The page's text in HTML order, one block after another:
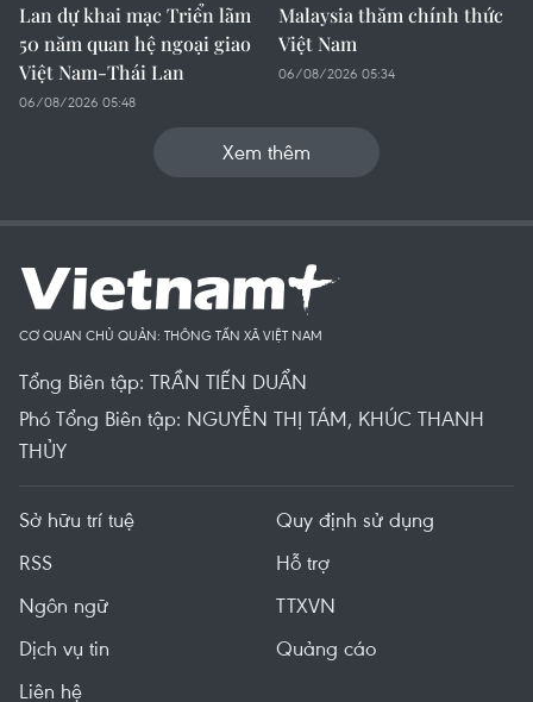
Lan dự khai mạc Triển lãm
50 năm quan hệ ngoại giao
Việt Nam-Thái Lan
06/08/2026 05:48
Malaysia thăm chính thức
Việt Nam
06/08/2026 05:34
Xem thêm
CƠ QUAN CHỦ QUẢN: THÔNG TẤN XÃ VIỆT NAM
Tổng Biên tập: TRẦN TIẾN DUẨN
Phó Tổng Biên tập: NGUYỄN THỊ TÁM, KHÚC THANH
THỦY
Sở hữu trí tuệ
Quy định sử dụng
RSS
Hỗ trợ
Ngôn ngữ
TTXVN
Dịch vụ tin
Quảng cáo
Liên hệ